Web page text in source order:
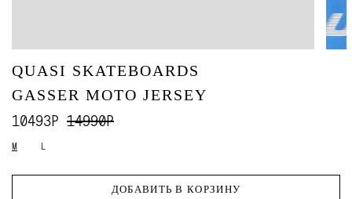
QUASI SKATEBOARDS
GASSER MOTO JERSEY
10493Р 14990Р
M L
ДОБАВИТЬ В КОРЗИНУ